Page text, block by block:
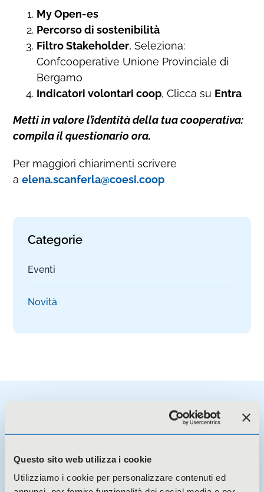
Questo sito web utilizza i cookie
Utilizziamo i cookie per personalizzare contenuti ed
My Open-es
Percorso di sostenibilità
Filtro Stakeholder, Seleziona:
Confcooperative Unione Provinciale di
Bergamo
Indicatori volontari coop, Clicca su Entra
Metti in valore l’identità della tua cooperativa:
compila il questionario ora.
Per maggiori chiarimenti scrivere
aelena.scanferla@coesi.coop
Categorie
Eventi
Novità
Potresti essere interessato a